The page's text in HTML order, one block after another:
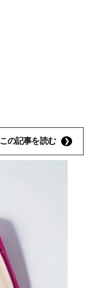
この記事を読む